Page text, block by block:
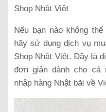
Shop Nhật Việt
Nếu bạn nào không
hãy sử dụng dịch vụ
Shop Nhật Việt. Đây là
đơn giản dành cho cá
nhập hàng Nhật bãi về